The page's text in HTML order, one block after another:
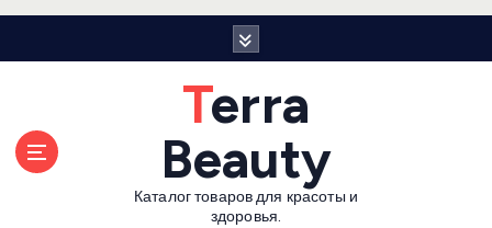
Terra
Beauty
Каталог товаров для красоты и
здоровья.